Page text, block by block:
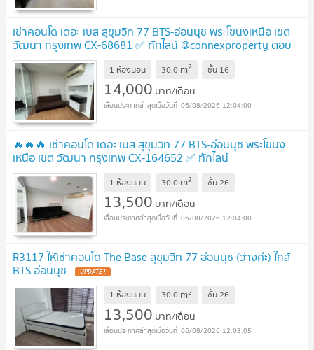
เช่าคอนโด เดอะ เบส สุขุมวิท 77 BTS-อ่อนนุช พระโขนงเหนือ เขต
วัฒนา กรุงเทพ CX-68681 ✅ ทักไลน์ @connexproperty ตอบ
ทันที ทีมงานมืออาชีพ ✅
1 ห้องนอน 30.0 m2 ชั้น 16
14,000 บาท/เดือน
06/08/2026 12:04:00
🔥🔥🔥 เช่าคอนโด เดอะ เบส สุขุมวิท 77 BTS-อ่อนนุช พระโขนง
เหนือ เขต วัฒนา กรุงเทพ CX-164652 ✅ ทักไลน์
@connexproperty ตอบทันที ทีมงานมืออาชีพ ✅ 🔥🔥🔥
1 ห้องนอน 30.0 m2 ชั้น26
13,500 บาท/เดือน
06/08/2026 12:04:00
R3117 ให้เช่าคอนโด The Base สุขุมวิท 77 อ่อนนุช (ว่างค่ะ) ใกล้
BTS อ่อนนุช
1 ห้องนอน 30.0 m2 ชั้น26
13,500 บาท/เดือน
06/08/2026 12:03:05